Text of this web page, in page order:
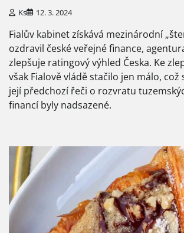
Ks 12. 3. 2024
Fialův kabinet získává mezinárodní
ozdravil české veřejné finance,
zlepšuje ratingový výhled Česka. Ke
však Fialově vládě stačilo jen málo, což
její předchozí řeči o rozvratu
financí byly nadsazené.